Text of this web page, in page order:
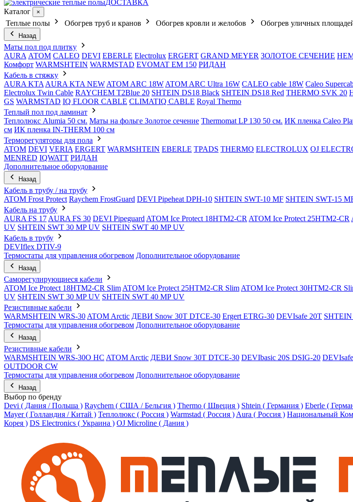
ДОСТАВКА
Каталог
×
Теплые полы Обогрев труб и кранов Обогрев кровли и желобов Обогрев уличных
Назад
Маты пол под плитку
AURA АТОМ CALEO DEVI EBERLE Electrolux ERGERT GRAND MEYER ЗОЛОТОЕ СЕЧЕНИЕ
Комфорт WARMSHTEIN WARMSTAD EVOMAT EM 150 РИДАН
Кабель в стяжку
AURA KTA AURA KTA NEW ATOM ARC 18W ATOM ARC Ultra 16W CALEO cable 18W Caleo
Electrolux Twin Cable RAYCHEM T2Blue 20 SHTEIN DS18 Black SHTEIN DS18 Red THERMO SVK 20
GS WARMSTAD IQ FLOOR CABLE CLIMATIQ CABLE Royal Thermo
Теплый пол под ламинат
Теплолюкс Alumia 50 см. Маты на фольге Золотое сечение Thermomat LP 130 50 cм. ИК пленка Caleo
см ИК пленка IN-THERM 100 см
Терморегуляторы для пола
ATOM DEVI VERIA ERGERT WARMSHTEIN EBERLE TPADS THERMO ELECTROLUX OJ
MENRED IQWATT РИДАН
Дополнительное оборудование
Назад
Кабель в трубу / на трубу
ATOM Frost Protect Raychem FrostGuard DEVI Pipeheat DPH-10 SHTEIN SWT-10 MF SHTEIN SWT-15
Кабель на трубу
AURA FS 17 AURA FS 30 DEVI Pipeguard ATOM Ice Protect 18HTM2-CR ATOM Ice Protect 25HTM2-CR
UV SHTEIN SWT 30 MP UV SHTEIN SWT 40 MP UV
Кабель в трубу
DEVIflex DTIV-9
Термостаты для управления обогревом Дополнительное оборудование
Назад
Саморегулирующиеся кабели
ATOM Ice Protect 18HTM2-CR Slim ATOM Ice Protect 25HTM2-CR Slim ATOM Ice Protect 30HTM2-CR
UV SHTEIN SWT 30 MP UV SHTEIN SWT 40 MP UV
Резистивные кабели
WARMSHTEIN WRS-30 ATOM Arctic ДЕВИ Snow 30T DTCE-30 Ergert ETRG-30 DEVIsafe 20T
Термостаты для управления обогревом Дополнительное оборудование
Назад
Резистивные кабели
WARMSHTEIN WRS-30O HC ATOM Arctic ДЕВИ Snow 30T DTCE-30 DEVIbasic 20S DSIG-20
OUTDOOR CW
Термостаты для управления обогревом Дополнительное оборудование
Назад
Выбор по бренду
Devi ( Дания / Польша ) Raychem ( США / Бельгия ) Thermo ( Швеция ) Shtein ( Германия ) Eberle (
Mayer ( Голландия / Китай ) Теплолюкс ( Россия ) Warmstad ( Россия ) Aura ( Россия ) Национальный
Корея ) DS Electronics ( Украина ) OJ Microline ( Дания )